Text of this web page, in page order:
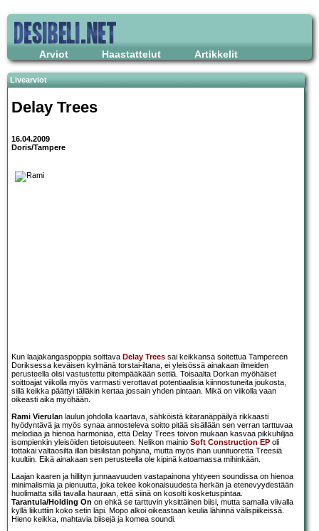
Arviot Haastattelut Artikkelit
Livearviot
Delay Trees
16.04.2009
Doris/Tampere
Kun laajakangaspoppia soittava Delay Trees sai keikkansa soitettua Tampereen
Doriksessa keväisen kylmänä torstai-iltana, ei yleisössä ainakaan ilmeiden
perusteella olisi vastustettu pitempääkään settiä. Toisaalta Dorkan myöhäiset
soittoajat viikolla myös varmasti verottavat potentiaalisia kiinnostuneita joukosta,
sillä keikka päättyi tälläkin kertaa jossain yhden pintaan. Mikä on viikolla vaan
oikeasti aika myöhään.
Rami Vierulan laulun johdolla kaartava, sähköistä kitaranäppäilyä rikkaasti
hyödyntävä ja myös synaa annosteleva soitto pitää sisällään sen verran tarttuvaa
melodiaa ja hienoa harmoniaa, että Delay Trees toivon mukaan kasvaa pikkuhiljaa
isompienkin yleisöiden tietoisuuteen. Nelikon mainio Soft Construction EP oli
tottakai valtaosilta illan biisilistan pohjana, mutta myös ihan uunituoretta Treesiä
kuultiin. Eikä ainakaan sen perusteella ole kipinä katoamassa mihinkään.
Laajan kaaren ja hillityn junnaavuuden vastapainona yhtyeen soundissa on hienoa
minimalismia ja pienuutta, joka tekee kokonaisuudesta herkän ja etenevyydestään
huolimatta sillä tavalla hauraan, että siinä on kosolti kosketuspintaa.
Tarantula/Holding On on ehkä se tarttuvin yksittäinen biisi, mutta samalla viivalla
kyllä liikuttiin koko setin läpi. Mopo alkoi oikeastaan keulia lähinnä välispiikeissä.
Hieno keikka, mahtavia biisejä ja komea soundi.